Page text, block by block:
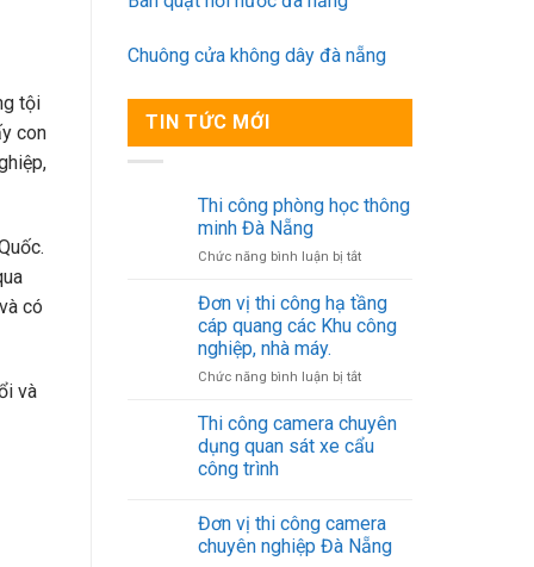
tội
con
có
và
Chuông cửa không dây đà nẵng
TIN TỨC MỚI
Thi công phòng học thông
minh Đà Nẵng
Chức năng bình luận bị tắtở
công
phòng
học
minh
Nẵng
Đơn vị thi công hạ tầng
cáp quang các Khu công
nghiệp, nhà máy.
Chức năng bình luận bị tắtở
thi
công
cáp
quang
các
Thi công camera chuyên
dụng quan sát xe cẩu
công trình
Đơn vị thi công camera
chuyên nghiệp Đà Nẵng